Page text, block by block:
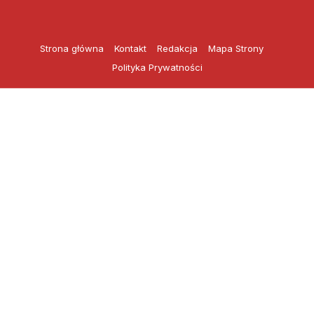
Strona główna Kontakt Redakcja
Mapa Strony
Polityka Prywatności